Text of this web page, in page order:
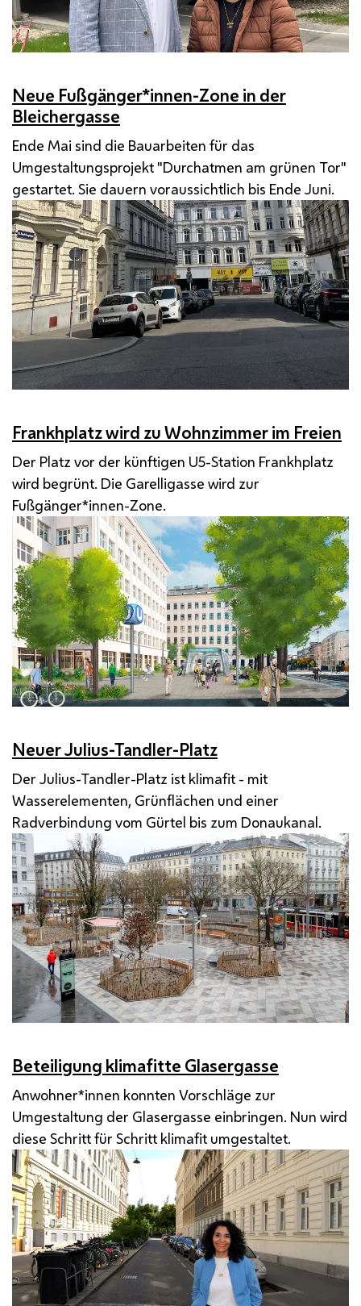
Neue Fußgänger*innen-Zone in der
Bleichergasse
Ende Mai sind die Bauarbeiten für das
Umgestaltungsprojekt "Durchatmen am grünen Tor"
gestartet. Sie dauern voraussichtlich bis Ende Juni.
Frankhplatz wird zu Wohnzimmer im Freien
Der Platz vor der künftigen U5-Station Frankhplatz
wird begrünt. Die Garelligasse wird zur
Fußgänger*innen-Zone.
Neuer Julius-Tandler-Platz
Der Julius-Tandler-Platz ist klimafit - mit
Wasserelementen, Grünflächen und einer
Radverbindung vom Gürtel bis zum Donaukanal.
Beteiligung klimafitte Glasergasse
Anwohner*innen konnten Vorschläge zur
Umgestaltung der Glasergasse einbringen. Nun wird
diese Schritt für Schritt klimafit umgestaltet.